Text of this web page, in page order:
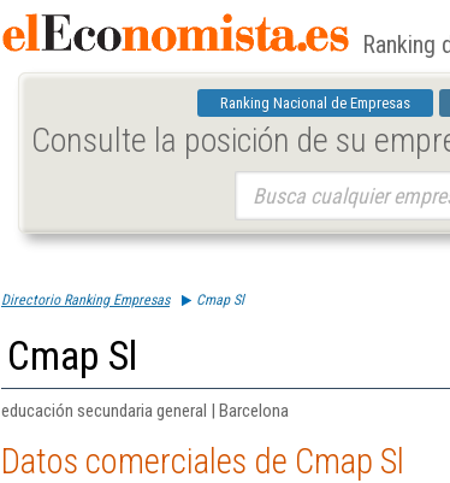
Ranking
Ranking Nacional de Empresas
Consulte la posición de su
Directorio Ranking Empresas Cmap Sl
Cmap Sl
educación secundaria general | Barcelona
Datos comerciales de Cmap Sl